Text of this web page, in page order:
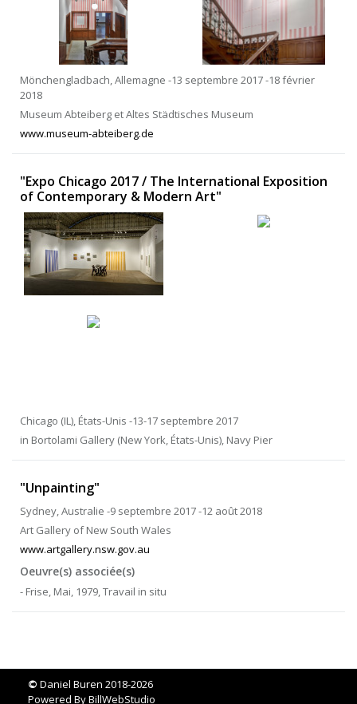
Mönchengladbach, Allemagne -13 septembre 2017 -18 février
2018
Museum Abteiberg et Altes Städtisches Museum
www.museum-abteiberg.de
"Expo Chicago 2017 / The International Exposition
of Contemporary & Modern Art"
Chicago (IL), États-Unis -13-17 septembre 2017
in Bortolami Gallery (New York, États-Unis), Navy Pier
"Unpainting"
Sydney, Australie -9 septembre 2017 -12 août 2018
Art Gallery of New South Wales
www.artgallery.nsw.gov.au
Oeuvre(s) associée(s)
- Frise, Mai, 1979, Travail in situ
© Daniel Buren 2018-2026
Powered ByBillWebStudio